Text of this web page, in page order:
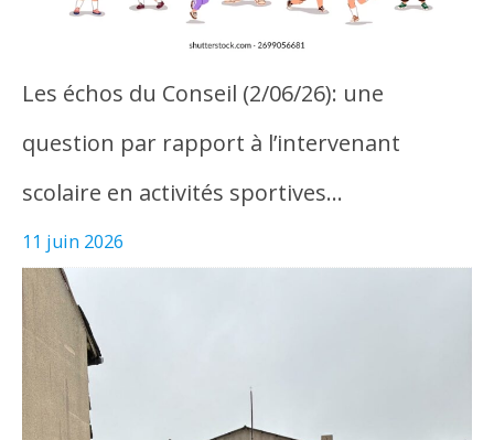
Les échos du Conseil (2/06/26): une
question par rapport à l’intervenant
scolaire en activités sportives…
11 juin 2026